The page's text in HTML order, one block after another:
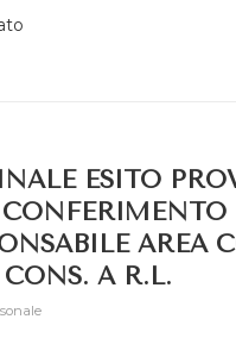
ESITO
AREA
A R.L.